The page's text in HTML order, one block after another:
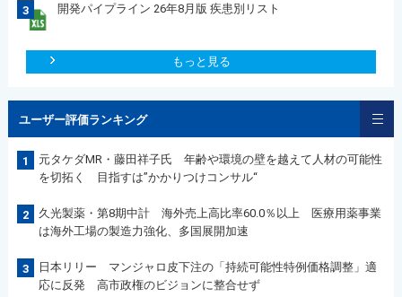
3 開発パイプライン 26年8月版 疾患別リスト
もっと見る
ユーザー評価ランキング
1
元タケダMR・藤田祥子氏 年齢や環境の壁を越えて人材の可能性
を切拓く 目指すは”かかりつけコンサル“
2
久光製薬・第8期中計 海外売上高比率60.0％以上 医療用薬事業
は海外工場の製造力強化、多国展開加速
3
日本リリー マンジャロ皮下注の「持続可能性特例価格調整」適
応に反発 高市政権のビジョンに整合せず